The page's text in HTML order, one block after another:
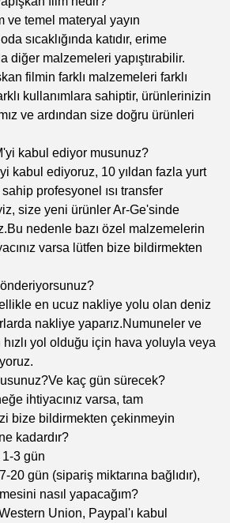
ve temel materyal yayın
sıcaklığında katıdır, erime
diğer malzemeleri yapıştırabilir.
filmin farklı malzemeleri farklı
kullanımlara sahiptir, ürünlerinizin
ve ardından size doğru ürünleri
kabul ediyor musunuz?
kabul ediyoruz, 10 yıldan fazla yurt
profesyonel ısı transfer
size yeni ürünler Ar-Ge'sinde
nedenle bazı özel malzemelerin
varsa lütfen bize bildirmekten
en ucuz nakliye yolu olan deniz
nakliye yaparız.Numuneler ve
yol olduğu için hava yoluyla veya
kaç gün sürecek?
ihtiyacınız varsa, tam
bize bildirmekten çekinmeyin
kadardır?
3 gün
20 gün (sipariş miktarına bağlıdır),
nasıl yapacağım?
Union, Paypal'ı kabul